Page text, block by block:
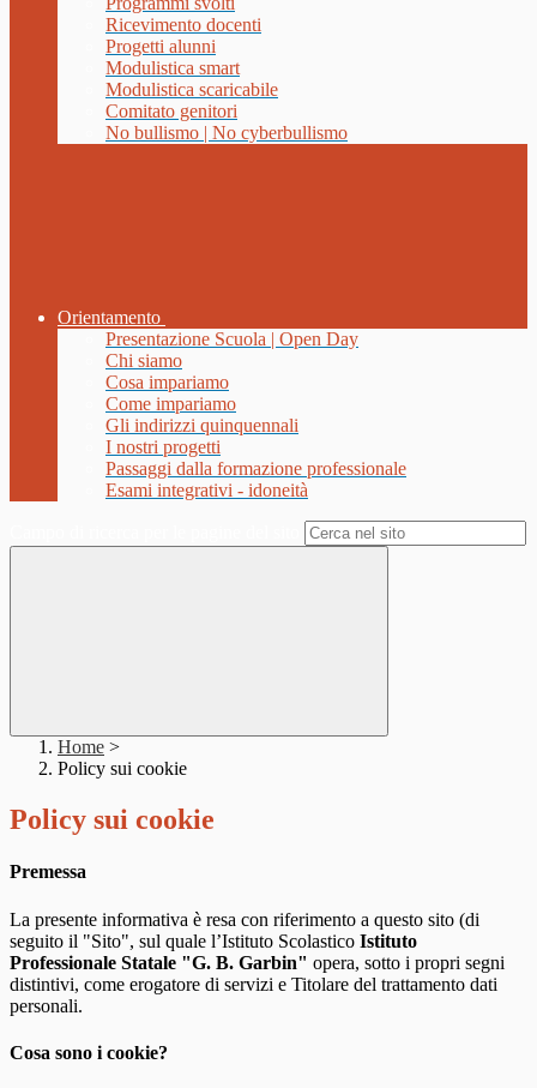
Ricevimento docenti
Progetti alunni
Modulistica smart
Modulistica scaricabile
Comitato genitori
No bullismo | No cyberbullismo
Orientamento
Presentazione Scuola | Open Day
Chi siamo
Cosa impariamo
Come impariamo
Gli indirizzi quinquennali
I nostri progetti
Passaggi dalla formazione professionale
Esami integrativi - idoneità
Home >
Policy sui cookie
Policy sui cookie
Premessa
La presente informativa è resa con riferimento a questo sito (di
seguito il "Sito", sul quale l’Istituto Scolastico Istituto
Professionale Statale "G. B. Garbin" opera, sotto i propri segni
distintivi, come erogatore di servizi e Titolare del trattamento dati
personali.
Cosa sono i cookie?